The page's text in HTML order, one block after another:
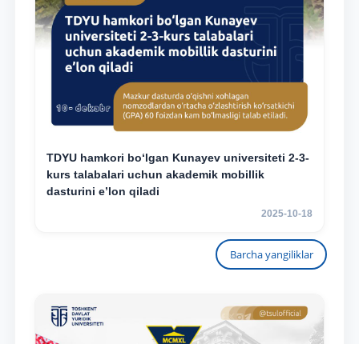
TDYU hamkori bo‘lgan Kunayev universiteti 2-3-
kurs talabalari uchun akademik mobillik
dasturini e’lon qiladi
2025-10-18
Barcha yangiliklar